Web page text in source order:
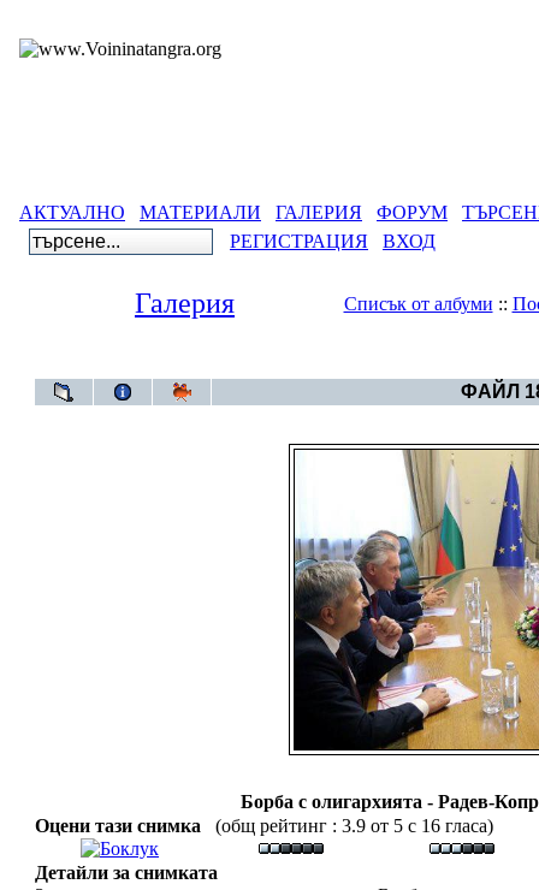
АКТУАЛНО МАТЕРИАЛИ ГАЛЕРИЯ ФОРУМ
РЕГИСТРАЦИЯ
ВХОД
Галерия Списък от албуми ::
ФАЙЛ
Борба с олигархията - Радев-
Оцени тази снимка
(общ рейтинг : 3.9 от 5 с 16 гласа)
Детайли за снимката